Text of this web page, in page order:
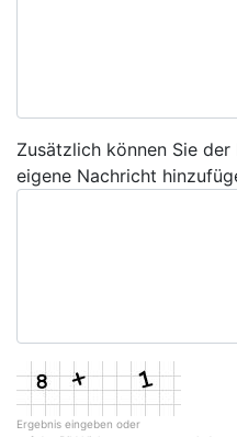
Zusätzlich können Sie
eigene Nachricht
Ergebnis eingeben oder